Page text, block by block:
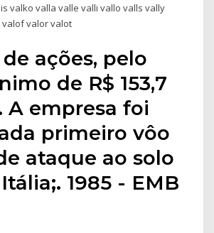
valko valla valle valli vallo valls vally
valof valor valot
ações, pelo
de R$ 153,7
A empresa foi
primeiro vôo
ataque ao solo
1985 - EMB